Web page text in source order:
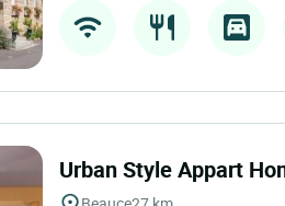
Urban Style Appart